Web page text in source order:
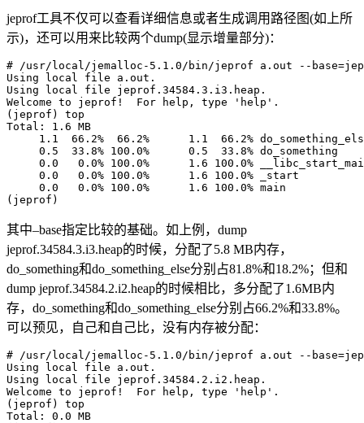
jeprof工具不仅可以查看详细信息或者生成调用路径图(如上所
示)，还可以用来比较两个dump(显示增量部分)：
# /usr/local/jemalloc-5.1.0/bin/jeprof a.out --
Using local file a.out.
Using local file jeprof.34584.3.i3.heap.
Welcome to jeprof!  For help, type 'help'.
(jeprof) top
Total: 1.6 MB
1.1  66.2%  66.2%      1.1  66.2%
     0.5  33.8% 100.0%      0.5  33.8% do_something
0.0   0.0% 100.0%      1.6 100.0%
     0.0   0.0% 100.0%      1.6 100.0% _start
     0.0   0.0% 100.0%      1.6 100.0% main
其中–base指定比较的基础。如上例，dump
jeprof.34584.3.i3.heap的时候，分配了5.8 MB内存，
do_something和do_something_else分别占81.8%和18.2%；但和
dump jeprof.34584.2.i2.heap的时候相比，多分配了1.6MB内
存，do_something和do_something_else分别占66.2%和33.8%。
可以预见，自己和自己比，没有内存被分配：
# /usr/local/jemalloc-5.1.0/bin/jeprof a.out --
Using local file a.out.
Using local file jeprof.34584.2.i2.heap.
Welcome to jeprof!  For help, type 'help'.
(jeprof) top
Total: 0.0 MB